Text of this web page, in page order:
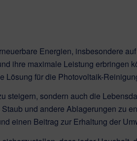
Energien, insbesondere
ihre maximale Leistung erbringen
für die Photovoltaik-
sondern auch die
und andere Ablagerungen zu
einen Beitrag zur Erhaltung der